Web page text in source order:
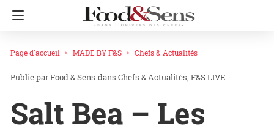
Page d'accueil MADE BY F&S Chefs & Actualités
Food & Sens dans Chefs & Actualités F&S LIVE
Salt Bea – Les